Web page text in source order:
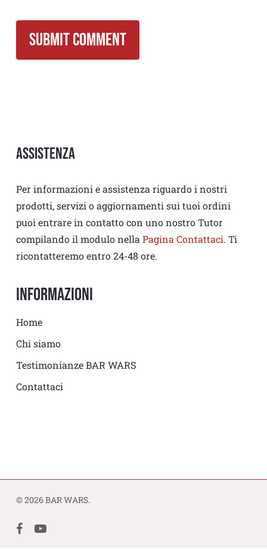
Assistenza
Per informazioni e assistenza riguardo i nostri
prodotti, servizi o aggiornamenti sui tuoi ordini
puoi entrare in contatto con uno nostro Tutor
compilando il modulo nella Pagina Contattaci. Ti
ricontatteremo entro 24-48 ore.
Informazioni
Home
Chi siamo
Testimonianze BAR WARS
Contattaci
© 2026 BAR WARS.